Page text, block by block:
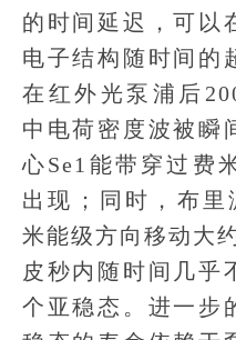
的时间延迟，可以
电子结构随时间的
在红外光泵浦后
中电荷密度波被瞬
心Se1能带穿过费
出现；同时，布里
米能级方向移动大
皮秒内随时间几乎
个亚稳态。进一步